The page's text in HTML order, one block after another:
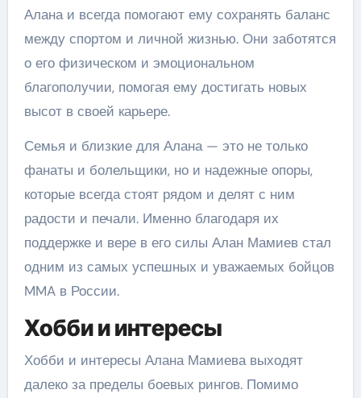
Алана и всегда помогают ему сохранять баланс
между спортом и личной жизнью. Они заботятся
о его физическом и эмоциональном
благополучии, помогая ему достигать новых
высот в своей карьере.
Семья и близкие для Алана — это не только
фанаты и болельщики, но и надежные опоры,
которые всегда стоят рядом и делят с ним
радости и печали. Именно благодаря их
поддержке и вере в его силы Алан Мамиев стал
одним из самых успешных и уважаемых бойцов
MMA в России.
Хобби и интересы
Хобби и интересы Алана Мамиева выходят
далеко за пределы боевых рингов. Помимо